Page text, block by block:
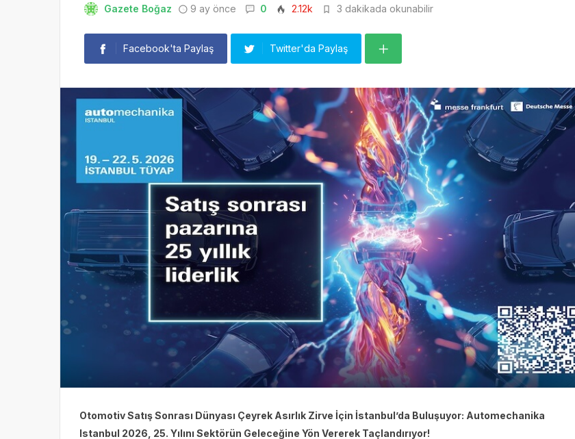
Gazete Boğaz 9 ay önce 0 2.12k 3 dakikada okunabilir
Facebook'ta Paylaş Twitter'da Paylaş
Otomotiv Satış Sonrası Dünyası Çeyrek Asırlık Zirve İçin İstanbul’da Buluşuyor: Automechanika
Istanbul 2026, 25. Yılını Sektörün Geleceğine Yön Vererek Taçlandırıyor!